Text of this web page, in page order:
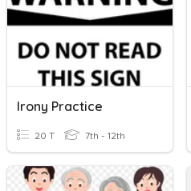
Irony Practice
20 T 7th - 12th